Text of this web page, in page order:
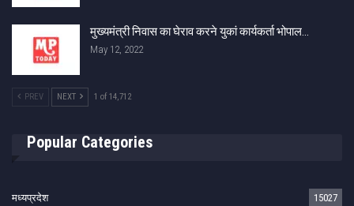
मुख्यमंत्री निवास का घेराव करने युकां कार्यकर्ता भोपाल…
May 12, 2022
PREV NEXT 1 of 14,712
Popular Categories
मध्यप्रदेश 15027